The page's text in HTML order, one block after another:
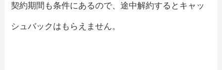
契約期間も条件にあるので、途中解約するとキャッ
シュバックはもらえません。